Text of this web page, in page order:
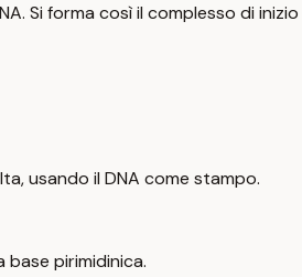
Si forma così il complesso di
usando il DNA come stampo.
pirimidinica.